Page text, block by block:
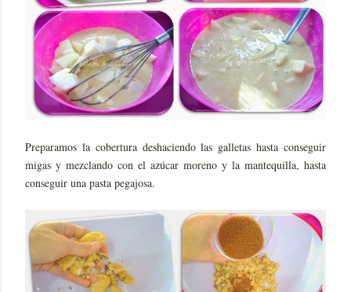
Preparamos la cobertura deshaciendo las galletas hasta conseguir
migas y mezclando con el azúcar moreno y la mantequilla, hasta
conseguir una pasta pegajosa.